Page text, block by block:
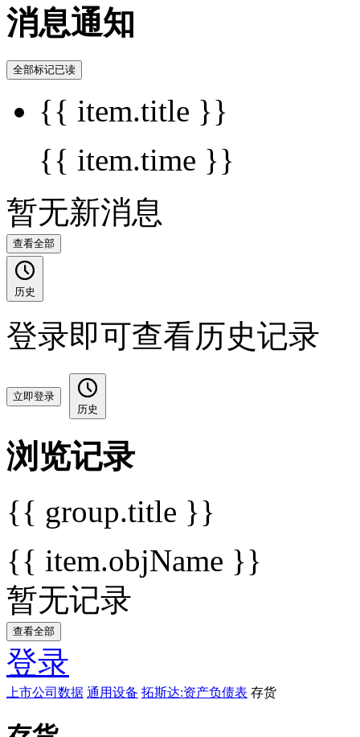
消息通知
全部标记已读
{{ item.title }}
{{ item.time }}
暂无新消息
查看全部
历史
登录即可查看历史记录
立即登录
历史
浏览记录
{{ group.title }}
{{ item.objName }}
暂无记录
查看全部
登录
上市公司数据 通用设备 拓斯达:资产负债表 存货